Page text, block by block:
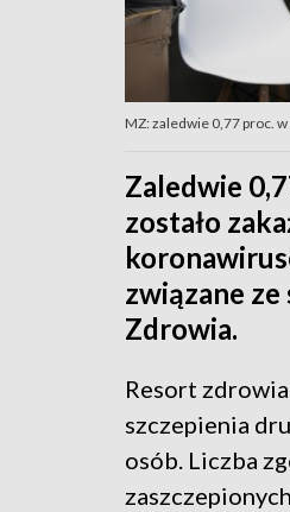
MZ: zaledwie 0,77 proc.
Zaledwie
zostało
związane
Zdrowia.
Resort
szczepienia
osób. Liczba